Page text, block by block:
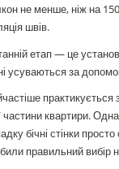
не менше, ніж на
швів.
етап — це
усуваються за
практикується
частини квартири.
бічні стінки
правильний вибір